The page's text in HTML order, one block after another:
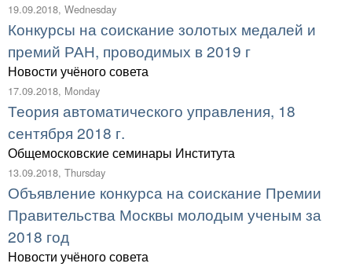
19.09.2018, Wednesday
Конкурсы на соискание золотых медалей и
премий РАН, проводимых в 2019 г
Новости учёного совета
17.09.2018, Monday
Теория автоматического управления, 18
сентября 2018 г.
Общемосковские семинары Института
13.09.2018, Thursday
Объявление конкурса на соискание Премии
Правительства Москвы молодым ученым за
2018 год
Новости учёного совета